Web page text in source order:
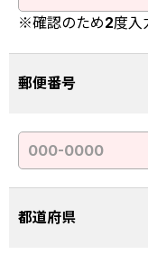
※確認のため2度入
郵便番号
都道府県